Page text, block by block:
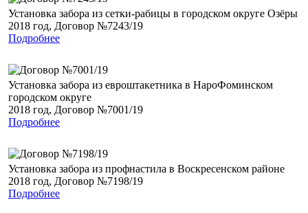
Установка забора из сетки-рабицы в городском округе Озёры
2018 год, Договор №7243/19
Подробнее
Установка забора из евроштакетника в НароФоминском
городском округе
2018 год, Договор №7001/19
Подробнее
Установка забора из профнастила в Воскресенском районе
2018 год, Договор №7198/19
Подробнее